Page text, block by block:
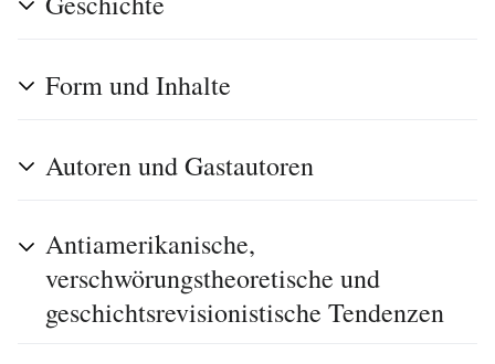
Form und Inhalte
Autoren und Gastautoren
Antiamerikanische,
verschwörungstheoretische und
geschichtsrevisionistische Tendenzen